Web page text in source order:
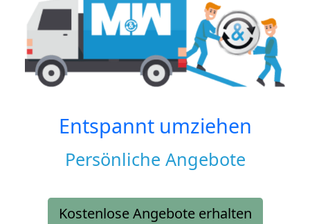
Entspannt umziehen
Persönliche Angebote
Kostenlose Angebote erhalten